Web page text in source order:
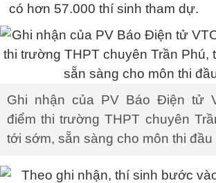
có hơn 57.000 thí sinh tham dự.
Ghi nhận của PV Báo Điện tử
điểm thi trường THPT chuyên
tới sớm, sẵn sàng cho môn thi đầu